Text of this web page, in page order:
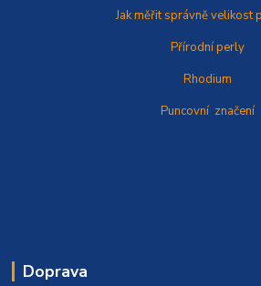
Jak měřit správněvelikost
Přírodní perly
Rhodium
Puncovní značení
Doprava